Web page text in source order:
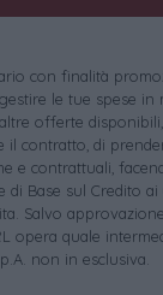
con finalità
le tue spese in
offerte
il contratto, di
e contrattuali,
Base sul Credito ai
Salvo
opera quale
non in esclusiva.